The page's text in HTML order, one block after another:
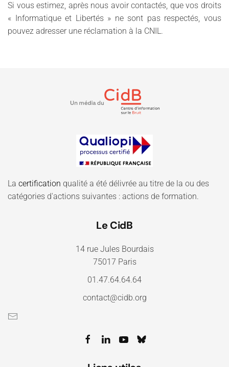
Si vous estimez, après nous avoir contactés, que vos droits
« Informatique et Libertés » ne sont pas respectés, vous
pouvez adresser une réclamation à la CNIL.
La certification qualité a été délivrée au titre de la ou des
catégories d'actions suivantes : actions de formation.
Le CidB
14 rue Jules Bourdais
75017 Paris
01.47.64.64.64
contact@cidb.org